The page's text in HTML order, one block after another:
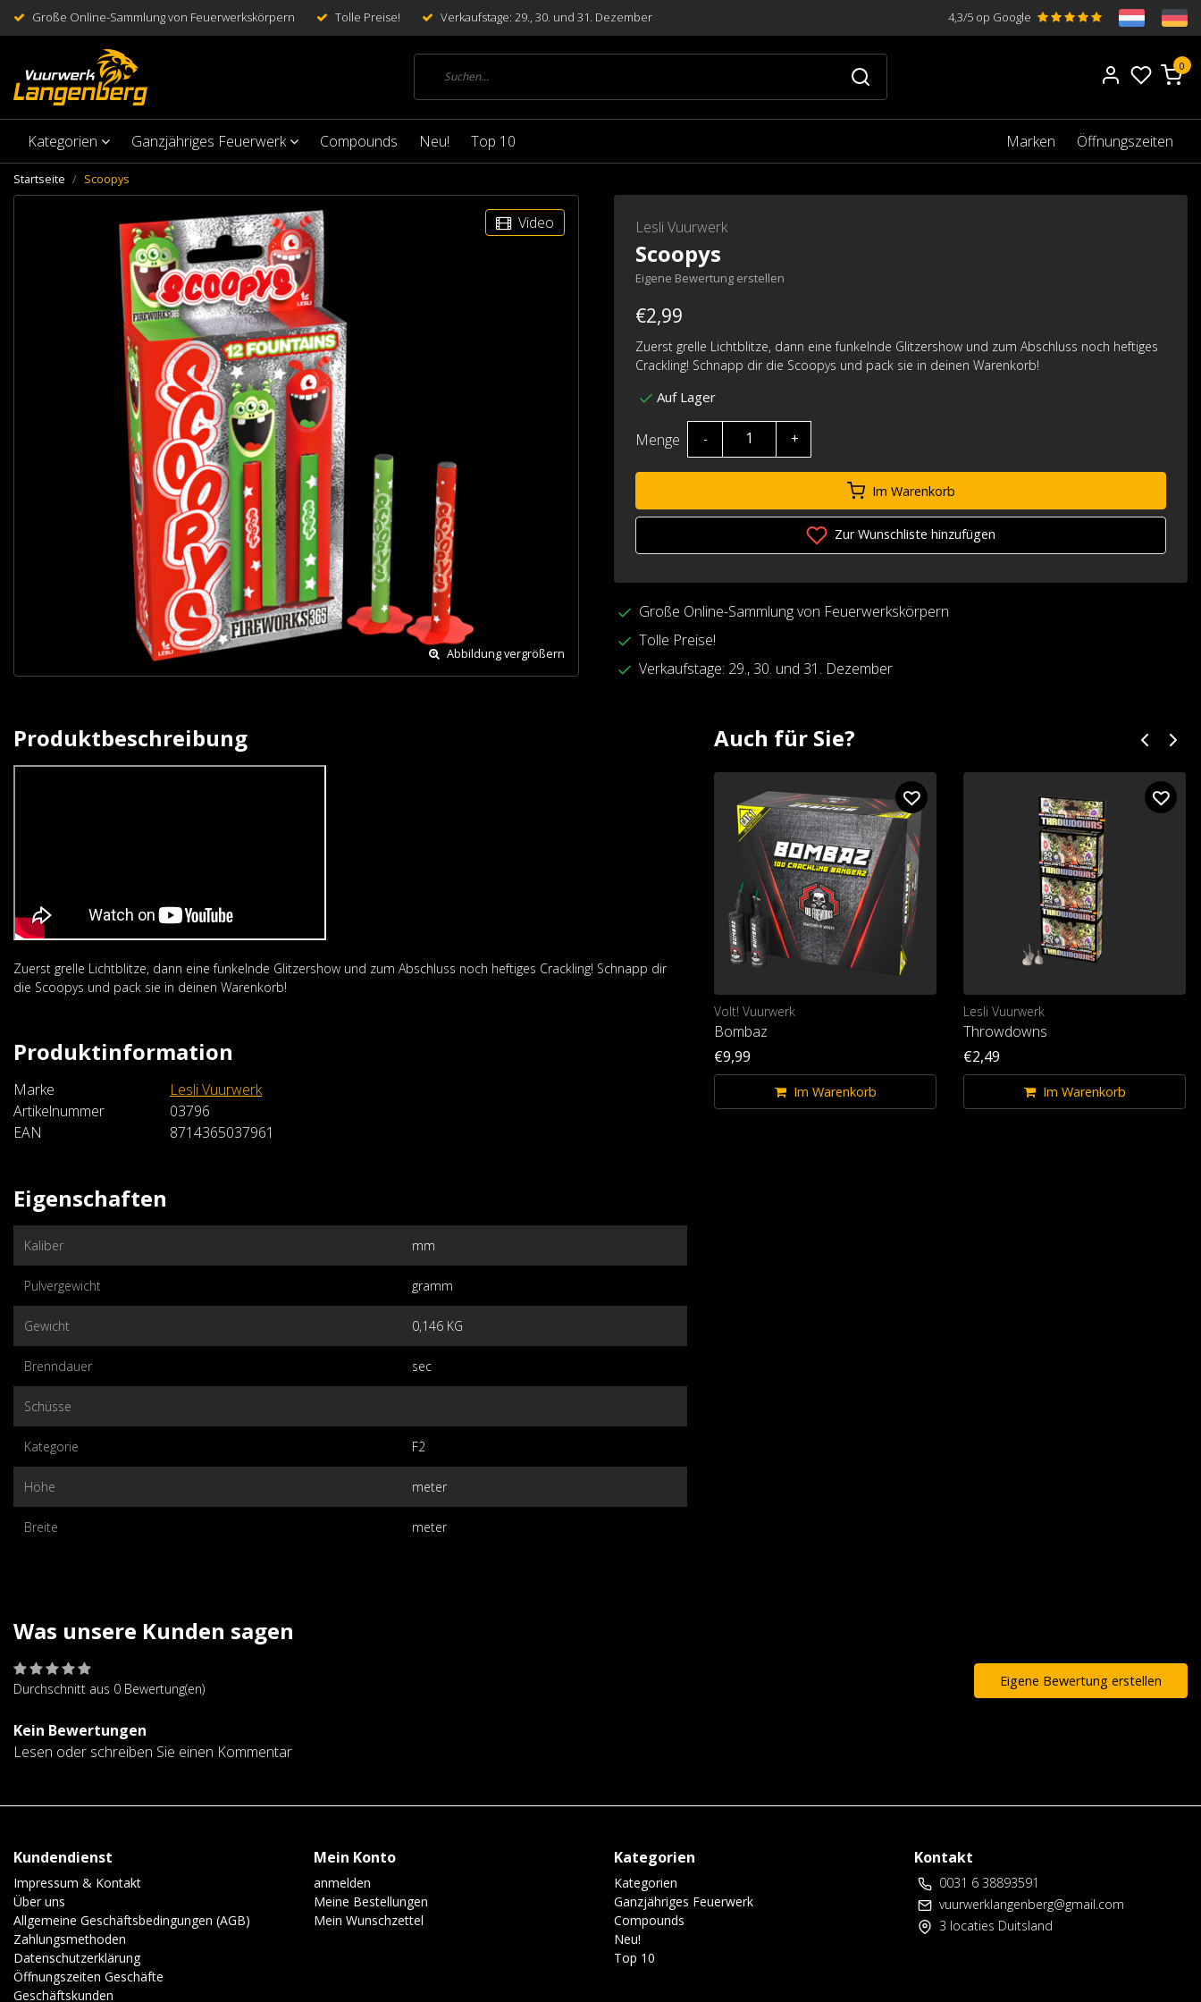
Große Online-Sammlung von Feuerwerkskörpern Tolle Preise! Verkaufstage: 29., 30. und 31. Dezember 4,3/5 op Google
0
Kategorien Ganzjähriges Feuerwerk Compounds Neu! Top 10 Marken Öffnungszeiten
Startseite Scoopys
Video
Abbildung vergrößern
Lesli Vuurwerk
Scoopys
Eigene Bewertung erstellen
€2,99
Zuerst grelle Lichtblitze, dann eine funkelnde Glitzershow und zum Abschluss noch heftiges
Crackling! Schnapp dir die Scoopys und pack sie in deinen Warenkorb!
Auf Lager
Menge - +
Im Warenkorb
Zur Wunschliste hinzufügen
Große Online-Sammlung von Feuerwerkskörpern
Tolle Preise!
Verkaufstage: 29., 30. und 31. Dezember
Produktbeschreibung
Zuerst grelle Lichtblitze, dann eine funkelnde Glitzershow und zum Abschluss noch heftiges Crackling! Schnapp dir
die Scoopys und pack sie in deinen Warenkorb!
Produktinformation
Marke
Lesli Vuurwerk
Artikelnummer
03796
EAN
8714365037961
Eigenschaften
Kaliber mm
Pulvergewicht gramm
Gewicht 0,146 KG
Brenndauer sec
Schüsse
Kategorie F2
Höhe meter
Breite meter
Auch für Sie?
€4,99
Volt! Vuurwerk
Bombaz
€9,99
Im Warenkorb
Lesli Vuurwerk
Throwdowns
€2,49
Im Warenkorb
Was unsere Kunden sagen
Durchschnitt aus 0 Bewertung(en) Eigene Bewertung erstellen
Kein Bewertungen
Lesen oder schreiben Sie einen Kommentar
Kundendienst
Impressum & Kontakt
Über uns
Allgemeine Geschäftsbedingungen (AGB)
Zahlungsmethoden
Datenschutzerklärung
Öffnungszeiten Geschäfte
Geschäftskunden
Mein Konto
anmelden
Meine Bestellungen
Mein Wunschzettel
Kategorien
Kategorien
Ganzjähriges Feuerwerk
Compounds
Neu!
Top 10
Kontakt
0031 6 38893591
vuurwerklangenberg@gmail.com
3 locaties Duitsland